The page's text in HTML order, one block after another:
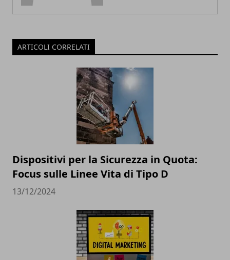
ARTICOLI CORRELATI
Dispositivi per la Sicurezza in Quota:
Focus sulle Linee Vita di Tipo D
13/12/2024